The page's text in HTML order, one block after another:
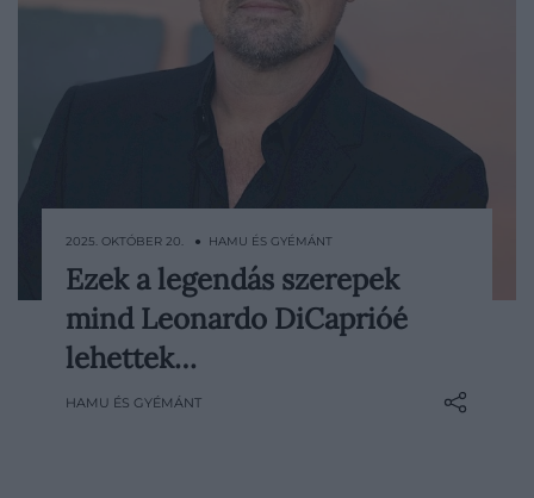
Leonardo DiCaprio azon kevés hollywoodi
sztárok egyike, akik karrierjük során
következetesen a minőséget választották
kilencvenes évek végére a világ egyik
2025. OKTÓBER 20. ● HAMU ÉS GYÉMÁNT
Ezek a legendás szerepek
mind Leonardo DiCaprióé
lehettek…
HAMU ÉS GYÉMÁNT